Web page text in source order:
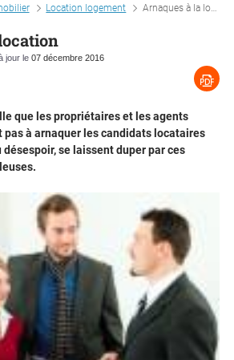
Location logement Arnaques à la location
jour le 07 décembre 2016
que les propriétaires et les agents
à arnaquer les candidats locataires
se laissent duper par ces